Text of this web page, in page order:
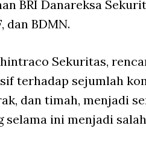
BRI Danareksa
dan BDMN.
Sekuritas,
terhadap sejumlah
dan timah, menjadi
selama ini menjadi